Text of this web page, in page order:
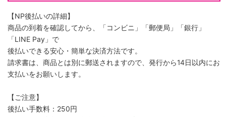
【NP後払いの詳細】
商品の到着を確認してから、「コンビニ」「郵便局」「銀行」
「LINE Pay」で
後払いできる安心・簡単な決済方法です。
請求書は、商品とは別に郵送されますので、発行から14日以内にお
支払いをお願いします。
【ご注意】
後払い手数料：250円